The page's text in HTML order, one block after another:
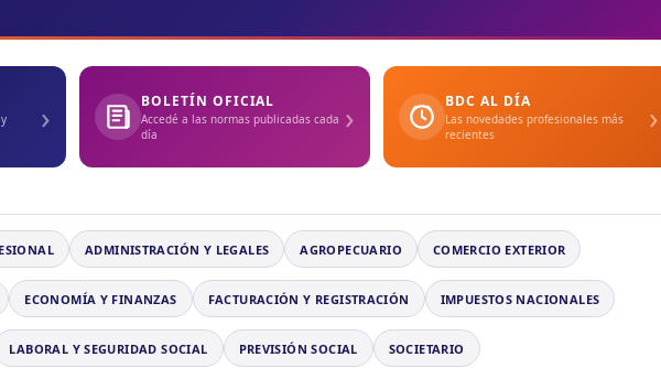
› BOLETÍN OFICIAL
Accedé a las normas publicadas cada
día
› BDC AL DÍA
Las novedades profesionales más
recientes
›
ADMINISTRACIÓN Y LEGALES AGROPECUARIO COMERCIO EXTERIOR
ECONOMÍA Y FINANZAS FACTURACIÓN Y REGISTRACIÓN IMPUESTOS NACIONALES
LABORAL Y SEGURIDAD SOCIAL PREVISIÓN SOCIAL SOCIETARIO